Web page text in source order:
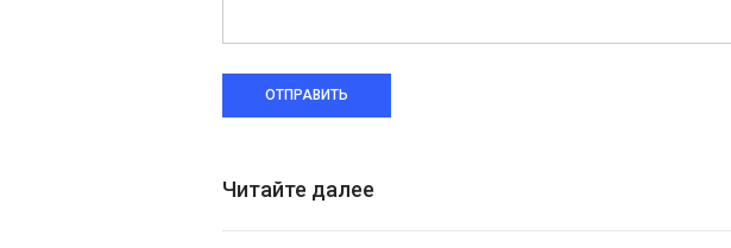
ОТПРАВИТЬ
Читайте далее